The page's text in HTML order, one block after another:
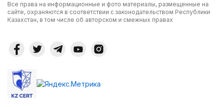
Все права на информационные и фото материалы, размещенные на
сайте, охраняются в соответствии с законодательством Республики
Казахстан, в том числе об авторском и смежных правах